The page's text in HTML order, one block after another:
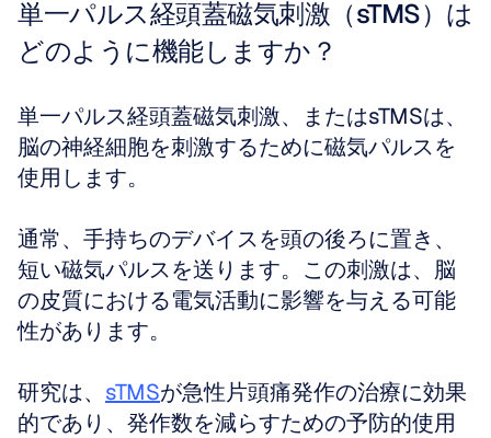
単一パルス経頭蓋磁気刺激（sTMS）は
どのように機能しますか？
単一パルス経頭蓋磁気刺激、またはsTMSは、
脳の神経細胞を刺激するために磁気パルスを
使用します。
通常、手持ちのデバイスを頭の後ろに置き、
短い磁気パルスを送ります。この刺激は、脳
の皮質における電気活動に影響を与える可能
性があります。
研究は、 sTMSが急性片頭痛発作の治療に効果
的であり、発作数を減らすための予防的使用